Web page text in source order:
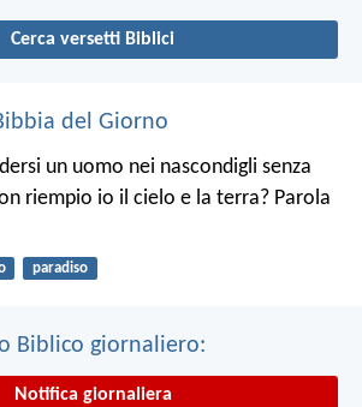
Cerca versetti Biblici
del Giorno
un uomo nei nascondigli senza
riempio io il cielo e la terra? Parola
paradiso
Biblico giornaliero:
Notifica giornaliera